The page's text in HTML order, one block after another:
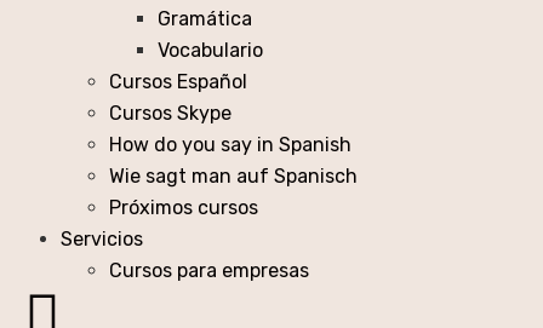
Gramática
Vocabulario
Cursos Español
Cursos Skype
How do you say in Spanish
Wie sagt man auf Spanisch
Próximos cursos
Servicios
Cursos para empresas